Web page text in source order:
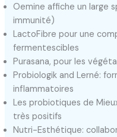
Oemine affiche un large
immunité)
LactoFibre pour une
fermentescibles
Purasana, pour les
Probiologik and Lerné:
inflammatoires
Les probiotiques de
très positifs
Nutri-Esthétique: